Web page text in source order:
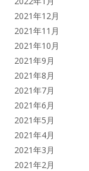
2021年12月
2021年11月
2021年10月
2021年9月
2021年8月
2021年7月
2021年6月
2021年5月
2021年4月
2021年3月
2021年2月